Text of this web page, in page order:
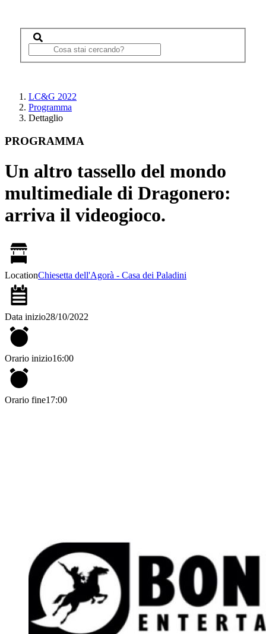
LC&G 2022
Programma
Dettaglio
PROGRAMMA
Un altro tassello del mondo
multimediale di Dragonero:
arriva il videogioco.
LocationChiesetta dell'Agorà - Casa dei Paladini
Data inizio28/10/2022
Orario inizio16:00
Orario fine17:00